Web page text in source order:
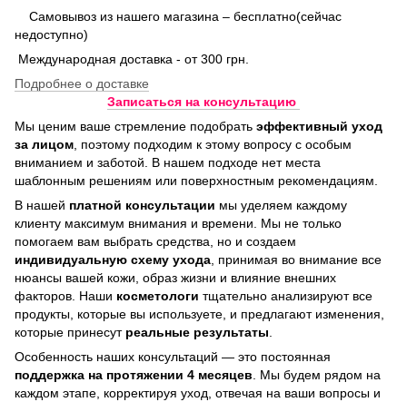
Самовывоз из нашего магазина – бесплатно(сейчас
недоступно)
Международная доставка - от 300 грн.
Подробнее о доставке
Записаться на консультацию
Мы ценим ваше стремление подобрать эффективный уход
за лицом , поэтому подходим к этому вопросу с особым
вниманием и заботой. В нашем подходе нет места
шаблонным решениям или поверхностным рекомендациям.
В нашей платной консультации мы уделяем каждому
клиенту максимум внимания и времени. Мы не только
помогаем вам выбрать средства, но и создаем
индивидуальную схему ухода , принимая во внимание все
нюансы вашей кожи, образ жизни и влияние внешних
факторов. Наши косметологи тщательно анализируют все
продукты, которые вы используете, и предлагают изменения,
которые принесут реальные результаты
Особенность наших консультаций — это постоянная
поддержка на протяжении 4 месяцев . Мы будем рядом на
каждом этапе, корректируя уход, отвечая на ваши вопросы и